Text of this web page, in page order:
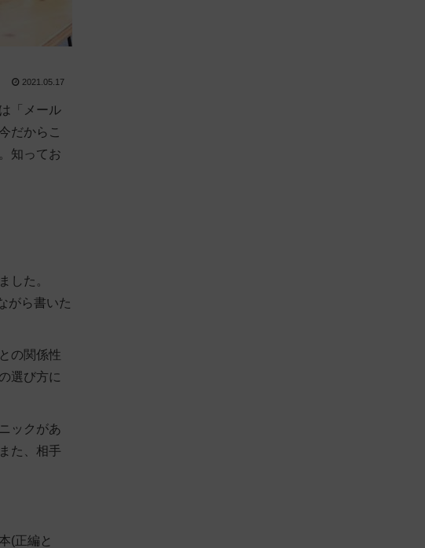
2021.05.17
「メール
だからこ
知ってお
した。
がら書いた
の関係性
選び方に
ックがあ
た、相手
(正編と